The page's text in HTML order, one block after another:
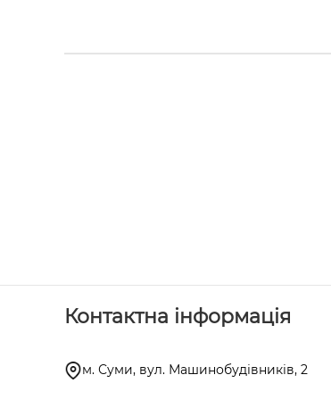
Контактна інформація
м. Суми, вул. Машинобудівників, 2